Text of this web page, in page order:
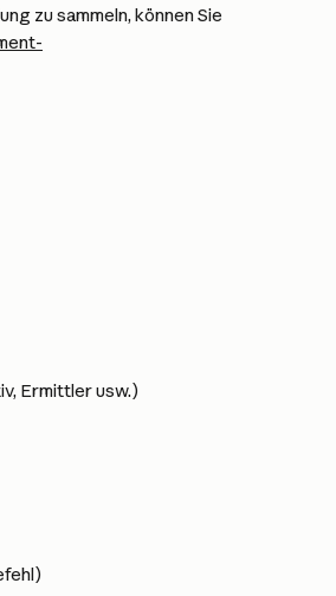
zu sammeln, können Sie
Ermittler usw.)